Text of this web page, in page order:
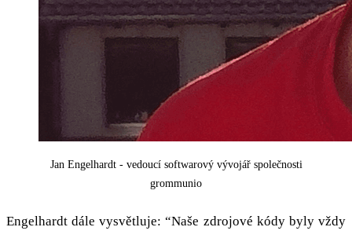
Jan Engelhardt - vedoucí softwarový vývojář společnosti
grommunio
Engelhardt dále vysvětluje: “Naše zdrojové kódy byly vždy